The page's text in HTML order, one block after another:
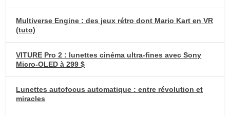
Multiverse Engine : des jeux rétro dont Mario Kart en VR
(tuto)
VITURE Pro 2 : lunettes cinéma ultra-fines avec Sony
Micro-OLED à 299 $
Lunettes autofocus automatique : entre révolution et
miracles